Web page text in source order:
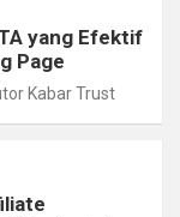
yang Efektif
Page
Kabar Trust